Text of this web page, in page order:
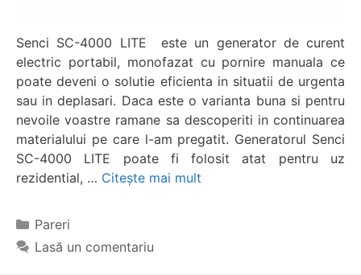
Senci SC-4000 LITE este un generator de curent
electric portabil, monofazat cu pornire manuala ce
poate deveni o solutie eficienta in situatii de urgenta
sau in deplasari. Daca este o varianta buna si pentru
nevoile voastre ramane sa descoperiti in continuarea
materialului pe care l-am pregatit. Generatorul Senci
SC-4000 LITE poate fi folosit atat pentru uz
rezidential, … Citește mai mult
Categorii
Pareri
Lasă un comentariu